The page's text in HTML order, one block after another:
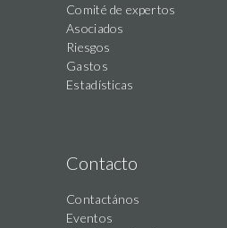
Comité de expertos
Asociados
Riesgos
Gastos
Estadísticas
Contacto
Contactános
Eventos